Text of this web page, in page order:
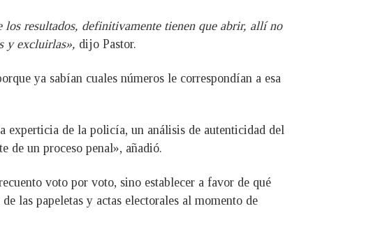
los resultados, definitivamente tienen que abrir, allí no
y excluirlas», dijo Pastor.
ya sabían cuales números le correspondían a esa
experticia de la policía, un análisis de autenticidad del
de un proceso penal», añadió.
voto por voto, sino establecer a favor de qué
las papeletas y actas electorales al momento de